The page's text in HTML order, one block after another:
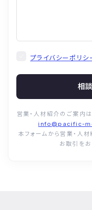
プライバシーポリシ
相
営業・人材紹介のご案内
info@pacific-
本フォームから営業・人
お取引をお